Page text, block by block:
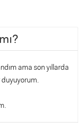
ama son yıllarda
duyuyorum.